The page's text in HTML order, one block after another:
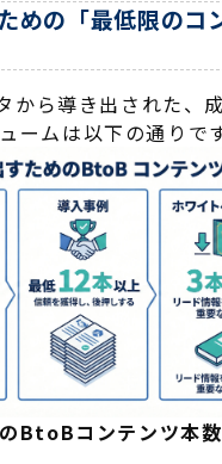
めの「最低限のコ
から導き出された、
ームは以下の通りです
BtoBコンテンツ本数